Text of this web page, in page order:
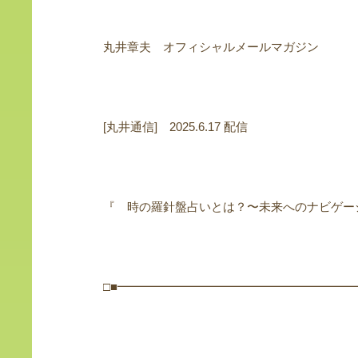
丸井章夫 オフィシャルメールマガジン
[丸井通信] 2025.6.17 配信
『 時の羅針盤占いとは？〜未来へのナビゲ